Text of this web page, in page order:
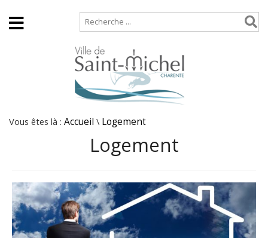
Vous êtes là : Accueil \ Logement
Logement